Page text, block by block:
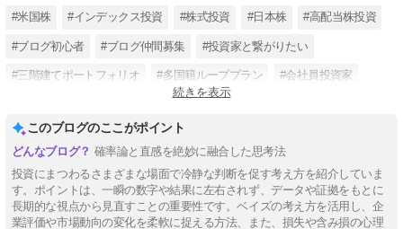
#米国株 #インデックス投資 #株式投資 #日本株 #高配当株投資
#ブログ初心者 #ブログ仲間募集 #投資家と繋がりたい
#三階建てポートフォリオ #多国籍ループプラン #会社員投資家
続きを表示
このブログのここがポイント
確率論と直感を絶妙に融合した思考法
投資にまつわるさまざまな場面で冷静な判断を促す考え方を紹介していま
す。ポイントは、一瞬の数字や結果に左右されず、データや証拠をもとに
長期的な視点から見直すことの重要性です。ベイズの考え方を活用し、企
業評価や市場動向の変化を柔軟に捉える方法、また、損失や含み損の心理